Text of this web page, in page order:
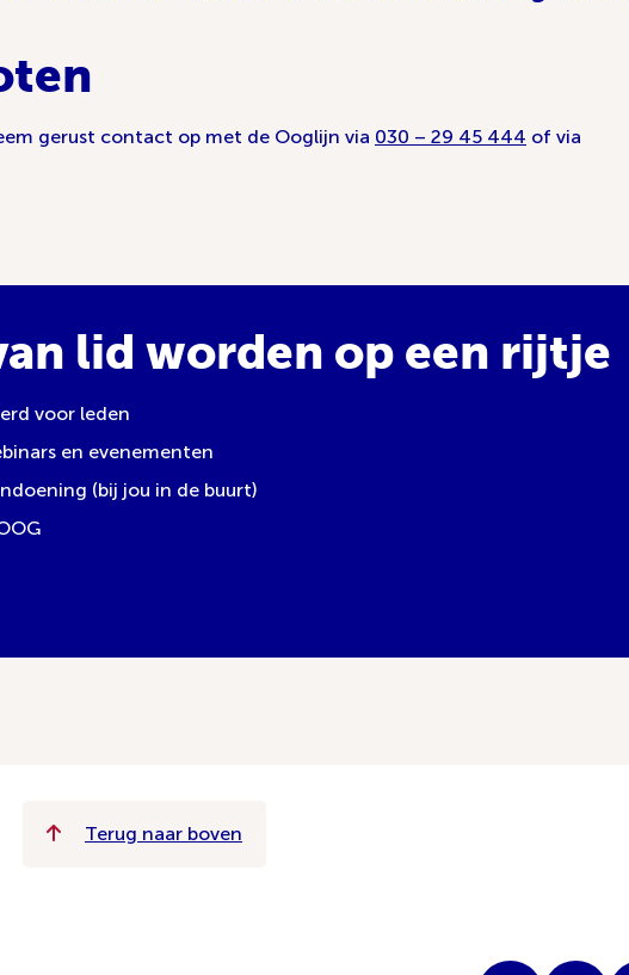
gerust contact op met de Ooglijn via 030 – 29 45 444 of via
lid worden op een rijtje
voor leden
en evenementen
(bij jou in de buurt)
Terug naar boven